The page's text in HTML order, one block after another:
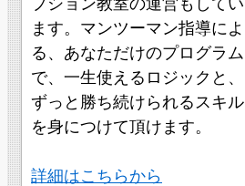
ます。マンツーマン指導によ
る、あなただけのプログラム
で、一生使えるロジックと、
ずっと勝ち続けられるスキル
を身につけて頂けます。
詳細はこちらから